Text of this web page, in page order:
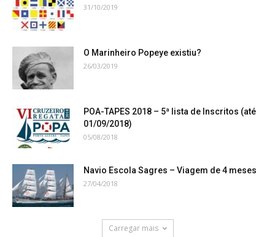
31/10/2019
O Marinheiro Popeye existiu?
26/03/2019
POA-TAPES 2018 – 5ª lista de Inscritos (até
01/09/2018)
05/08/2018
Navio Escola Sagres – Viagem de 4 meses
27/04/2018
Carregar mais